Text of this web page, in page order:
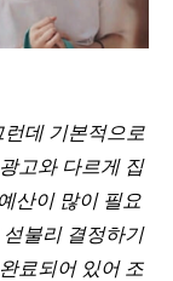
데 기본적으로
고와 다르게 집
산이 많이 필요
불리 결정하기
료되어 있어 조